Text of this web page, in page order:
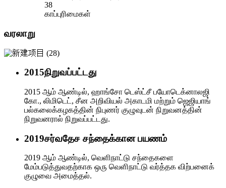
38
காப்புரிமைகள்
வரலாறு
2015நிறுவப்பட்டது
2015 ஆம் ஆண்டில், ஹாங்சோ டெஸ்ட்சீ பயோடெக்னாலஜி
கோ., லிமிடெட், சீன அறிவியல் அகாடமி மற்றும் ஜெஜியாங்
பல்கலைக்கழகத்தின் நிபுணர் குழுவுடன் நிறுவனத்தின்
நிறுவனரால் நிறுவப்பட்டது.
2019சர்வதேச சந்தைக்கான பயணம்
2019 ஆம் ஆண்டில், வெளிநாட்டு சந்தைகளை
மேம்படுத்துவதற்காக ஒரு வெளிநாட்டு வர்த்தக விற்பனைக்
குழுவை அமைத்தல்.